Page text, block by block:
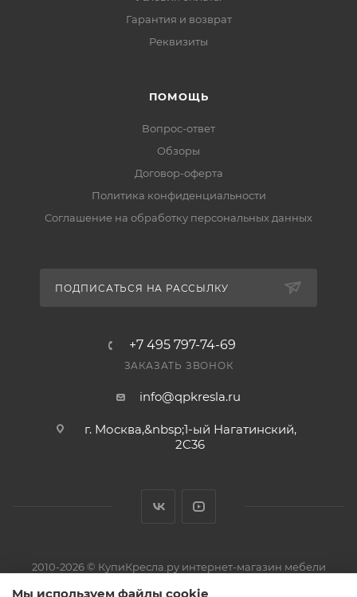
Гарантия и возврат
Реквизиты
ПОМОЩЬ
Вопрос-ответ
Обзоры
Договор-оферта
Политика конфиденциальности
Соглашение на обработку персональных данных
ПОДПИСАТЬСЯ НА РАССЫЛКУ
+7 495 797-74-69
ЗАКАЗАТЬ ЗВОНОК
info@qpkresla.ru
г. Москва,&nbsp;1-ый Нагатинский,
2C36
2010-2026 © КупиКресла.ру интернет-магазин мебели
ИП Пирожков Кирилл Сергеевич · ОГРНИП 313774626800150 ·
Мы используем файлы cookie